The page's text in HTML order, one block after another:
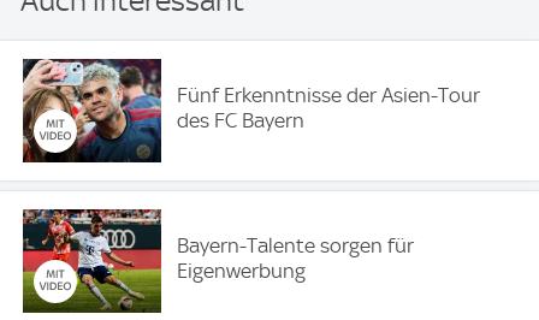
Fünf Erkenntnisse der Asien-Tour
des FC Bayern
Bayern-Talente sorgen für
Eigenwerbung